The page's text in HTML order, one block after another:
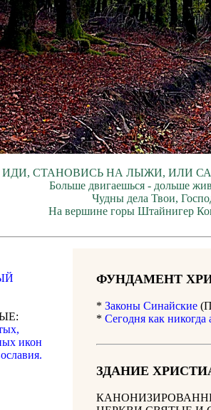
СТАНОВИСЬ НА ЛЫЖИ, ИЛИ
Больше двигаешься - дольше
Чудны дела Твои,
На вершине горы Штайнигер
икон
ФУНДАМЕНТ
* Законы Синайские
* Сегодня как никогда
ЗДАНИЕ